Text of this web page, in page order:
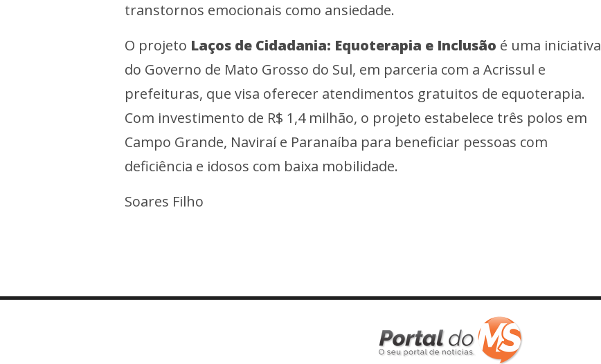
transtornos emocionais como ansiedade.
O projeto Laços de Cidadania: Equoterapia e Inclusão é uma iniciativa
do Governo de Mato Grosso do Sul, em parceria com a Acrissul e
prefeituras, que visa oferecer atendimentos gratuitos de equoterapia.
Com investimento de R$ 1,4 milhão, o projeto estabelece três polos em
Campo Grande, Naviraí e Paranaíba para beneficiar pessoas com
deficiência e idosos com baixa mobilidade.
Soares Filho